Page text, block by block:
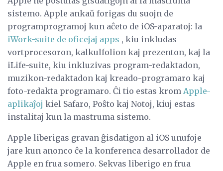
sistemo. Apple ankaŭ forigas du suojn de
programprogramoj kun aĉeto de iOS-aparatoj: la
iWork-suite de oficejaj apps , kiu inkludas
vortprocesoron, kalkulfolion kaj prezenton, kaj la
iLife-suite, kiu inkluzivas program-redaktadon,
muzikon-redaktadon kaj kreado-programaro kaj
foto-redakta programaro. Ĉi tio estas krom Apple-
aplikaĵoj kiel Safaro, Poŝto kaj Notoj, kiuj estas
instalitaj kun la mastruma sistemo.
Apple liberigas gravan ĝisdatigon al iOS unufoje
jare kun anonco ĉe la konferenca desarrollador de
Apple en frua somero. Sekvas liberigo en frua